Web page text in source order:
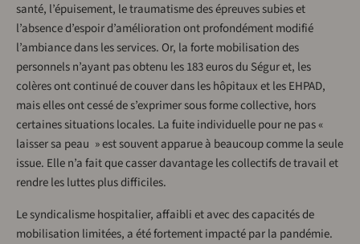
santé, l’épuisement, le traumatisme des épreuves subies et
l’absence d’espoir d’amélioration ont profondément modifié
l’ambiance dans les services. Or, la forte mobilisation des
personnels n’ayant pas obtenu les 183 euros du Ségur et, les
colères ont continué de couver dans les hôpitaux et les EHPAD,
mais elles ont cessé de s’exprimer sous forme collective, hors
certaines situations locales. La fuite individuelle pour ne pas «
laisser sa peau » est souvent apparue à beaucoup comme la seule
issue. Elle n’a fait que casser davantage les collectifs de travail et
rendre les luttes plus difficiles.
Le syndicalisme hospitalier, affaibli et avec des capacités de
mobilisation limitées, a été fortement impacté par la pandémie.